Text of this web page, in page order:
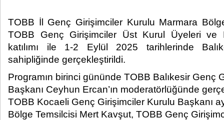
TOBB İl Genç Girişimciler Kurulu Marmara
TOBB Genç Girişimciler Üst Kurul Üyeleri ve
katılımı ile 1-2 Eylül 2025 tarihlerinde
sahipliğinde gerçekleştirildi.​
Programın birinci gününde TOBB Balıkesir Genç
Başkanı Ceyhun Ercan’ın moderatörlüğünde
TOBB Kocaeli Genç Girişimciler Kurulu Başkanı
Bölge Temsilcisi Mert Kavşut, TOBB Genç